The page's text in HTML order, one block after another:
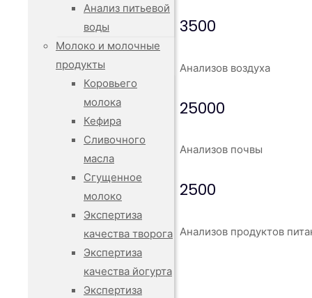
Анализ питьевой
воды
Молоко и молочные
продукты
Коровьего
молока
Кефира
Сливочного
масла
Сгущенное
молоко
Экспертиза
качества творога
Экспертиза
качества йогурта
Экспертиза
3500
Анализов воздуха
25000
Анализов почвы
2500
Анализов продуктов